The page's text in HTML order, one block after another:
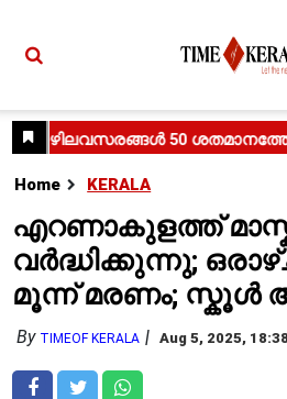
Home KERALA
എറണാകുളത്ത്
വർദ്ധിക്കുന്നു;
മൂന്ന് മരണം; സ്കൂൾ
By TIMEOF KERALA Aug 5, 2025,